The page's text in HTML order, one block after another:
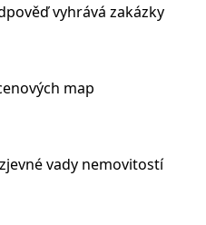
vyhrává zakázky
map
vady nemovitostí